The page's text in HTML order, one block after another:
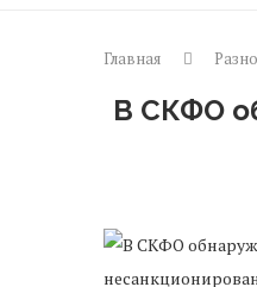
Главная
В СКФО